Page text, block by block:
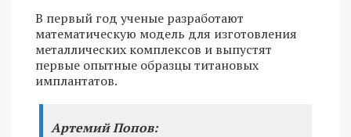
В первый год ученые разработают
математическую модель для изготовления
металлических комплексов и выпустят
первые опытные образцы титановых
имплантатов.
Артемий Попов: